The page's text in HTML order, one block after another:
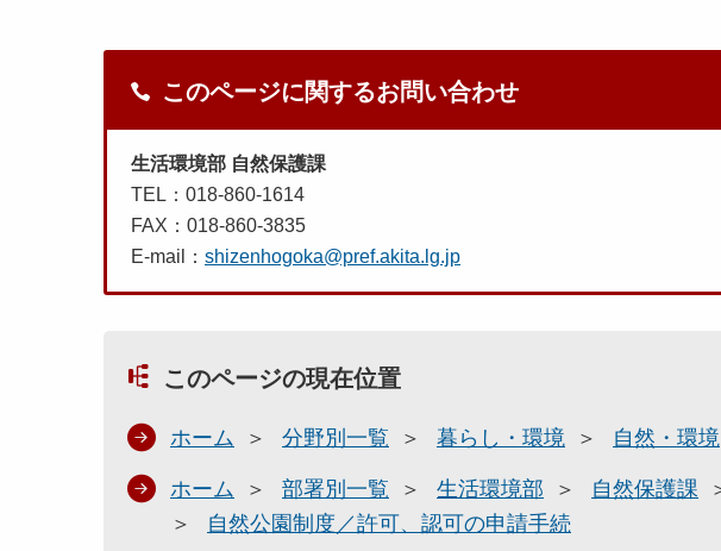
このページに関するお問い合わせ
生活環境部 自然保護課
TEL：018-860-1614
FAX：018-860-3835
E-mail： shizenhogoka@pref.akita.lg.jp
このページの現在位置
ホーム 分野別一覧 暮らし・環境 自然・環境
ホーム 部署別一覧 生活環境部 自然保護課
自然公園制度／許可、認可の申請手続